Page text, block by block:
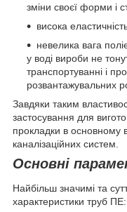
зміни своєї форми і
висока
невелика вага
у воді вироби не
транспортуванні і
розвантажувальних
Завдяки таким
застосування для
прокладки в основному
каналізаційних систем.
Основні
Найбільш значимі та
характеристики труб ПЕ: